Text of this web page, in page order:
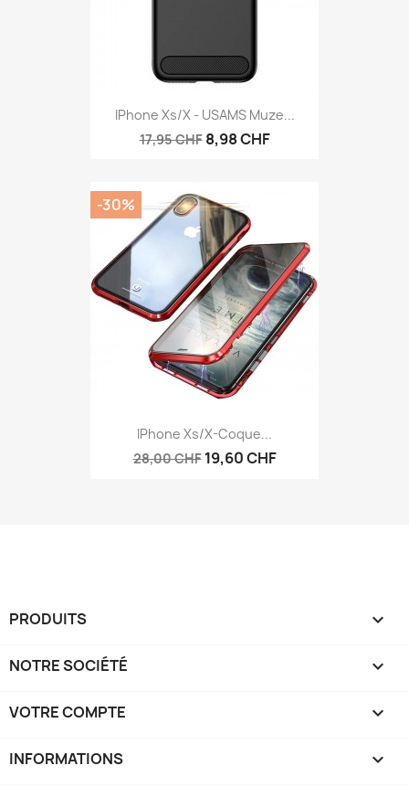
IPhone Xs/X - USAMS Muze...
17,95 CHF 8,98 CHF
IPhone Xs/X-Coque...
28,00 CHF 19,60 CHF
-30%
PRODUITS 
NOTRE SOCIÉTÉ 
VOTRE COMPTE 
INFORMATIONS keyboard_arrow_down